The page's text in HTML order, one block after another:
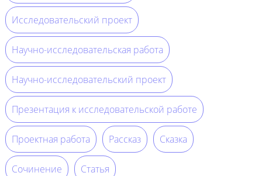
Исследовательский проект
Научно-исследовательская работа
Научно-исследовательский проект
Презентация к исследовательской работе
Проектная работа Рассказ Сказка
Сочинение Статья